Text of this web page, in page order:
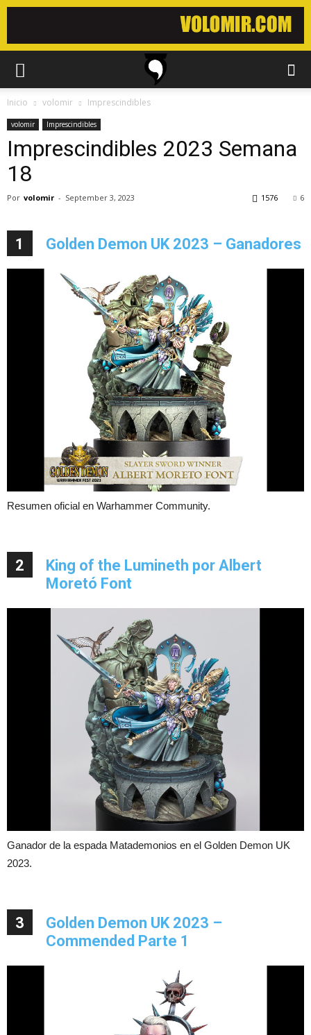
Inicio volomir Imprescindibles
volomir Imprescindibles
Imprescindibles 2023 Semana
18
Por volomir - September 3, 2023 6
1576
1 Golden Demon UK 2023 – Ganadores
Resumen oficial en Warhammer Community.
2
King of the Lumineth por Albert
Moretó Font
Ganador de la espada Matademonios en el Golden Demon UK
2023.
3
Golden Demon UK 2023 –
Commended Parte 1